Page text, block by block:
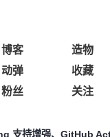
博客
造物
动弹
收藏
粉丝 关注
支持增强、GitHub